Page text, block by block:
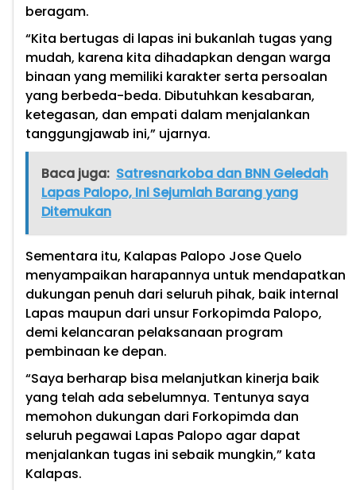
beragam.
“Kita bertugas di lapas ini bukanlah tugas yang
mudah, karena kita dihadapkan dengan warga
binaan yang memiliki karakter serta persoalan
yang berbeda-beda. Dibutuhkan kesabaran,
ketegasan, dan empati dalam menjalankan
tanggungjawab ini,” ujarnya.
Baca juga: Satresnarkoba dan BNN Geledah
Lapas Palopo, Ini Sejumlah Barang yang
Ditemukan
Sementara itu, Kalapas Palopo Jose Quelo
menyampaikan harapannya untuk mendapatkan
dukungan penuh dari seluruh pihak, baik internal
Lapas maupun dari unsur Forkopimda Palopo,
demi kelancaran pelaksanaan program
pembinaan ke depan.
“Saya berharap bisa melanjutkan kinerja baik
yang telah ada sebelumnya. Tentunya saya
memohon dukungan dari Forkopimda dan
seluruh pegawai Lapas Palopo agar dapat
menjalankan tugas ini sebaik mungkin,” kata
Kalapas.